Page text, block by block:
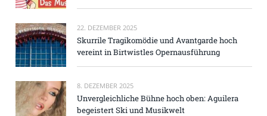
22. DEZEMBER 2025
Skurrile Tragikomödie und Avantgarde hoch
vereint in Birtwistles Opernausführung
8. DEZEMBER 2025
Unvergleichliche Bühne hoch oben: Aguilera
begeistert Ski und Musikwelt